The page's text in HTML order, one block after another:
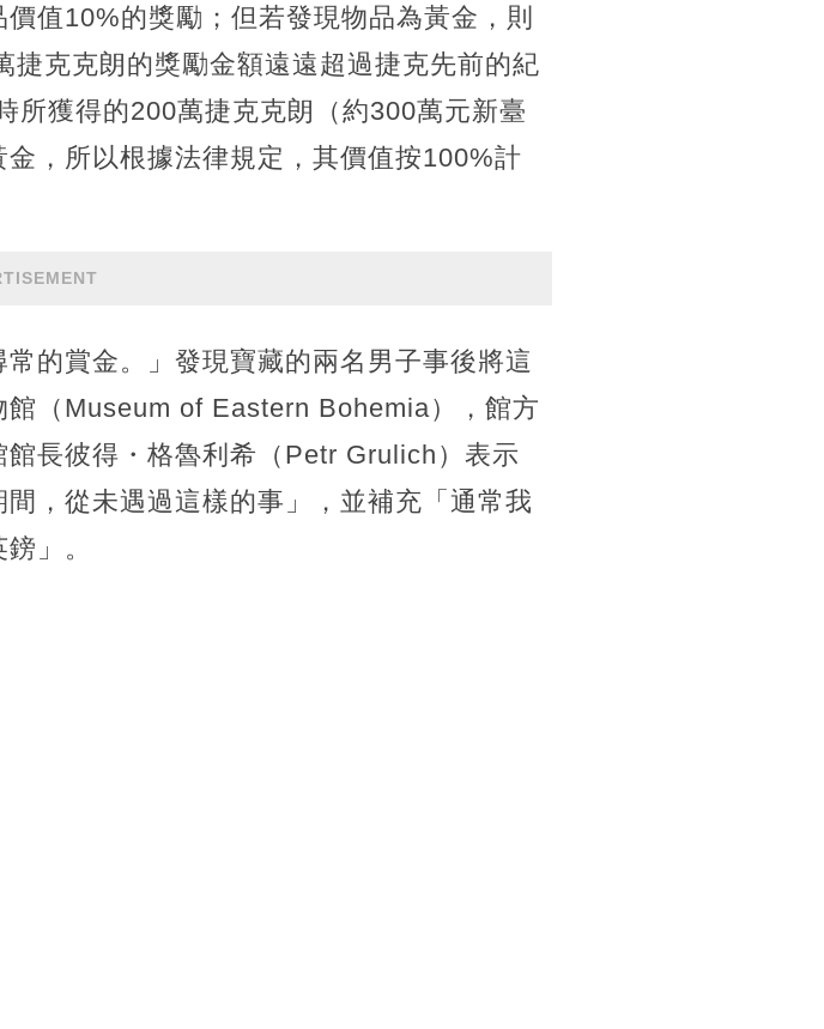
值10%的獎勵；但若發現物品為黃金，則
克克朗的獎勵金額遠遠超過捷克先前的紀
所獲得的200萬捷克克朗（約300萬元新臺
，所以根據法律規定，其價值按100%計
的賞金。」發現寶藏的兩名男子事後將這
（Museum of Eastern Bohemia），館方
長彼得・格魯利希（Petr Grulich）表示
，從未遇過這樣的事」，並補充「通常我
」。